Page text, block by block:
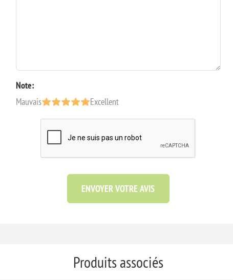
Note:
Mauvais
Excellent
ENVOYER VOTRE AVIS
Produits associés